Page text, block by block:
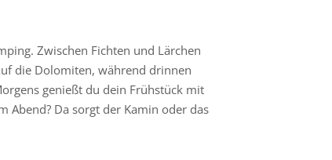
Zwischen Fichten und Lärchen
die Dolomiten, während drinnen
genießt du dein Frühstück mit
Abend? Da sorgt der Kamin oder das